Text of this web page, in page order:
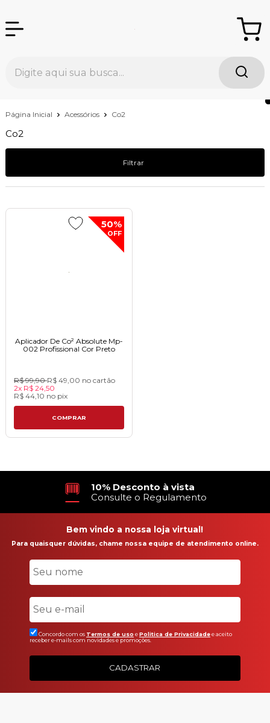
Página Inicial Acessórios Co2
Co2
Filtrar
50%
OFF
Aplicador De Co² Absolute Mp-
002 Profissional Cor Preto
R$ 99,90R$ 49,00 no cartão
2x R$ 24,50
R$ 44,10 no pix
COMPRAR
10% Desconto à vista
Consulte o Regulamento
Bem vindo a nossa loja virtual!
Para quaisquer dúvidas, chame nossa equipe de atendimento online.
Concordo com os Termos de uso ePolitica de Privacidadee aceito
receber e-mails com novidades e promoções.
CADASTRAR